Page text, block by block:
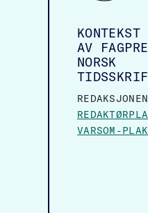
KONTEKST
AV
NORSK
VARSOM-